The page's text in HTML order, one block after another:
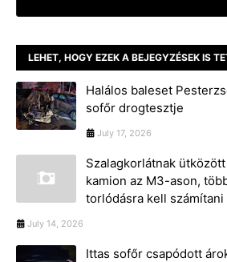
LEHET, HOGY EZEK A BEJEGYZÉSEK IS
Halálos baleset
sofőr drogtesztje
July 17, 2026
Szalagkorlátnak
kamion az M3-ason,
torlódásra kell számítani
July 14, 2026
Ittas sofőr csapódott